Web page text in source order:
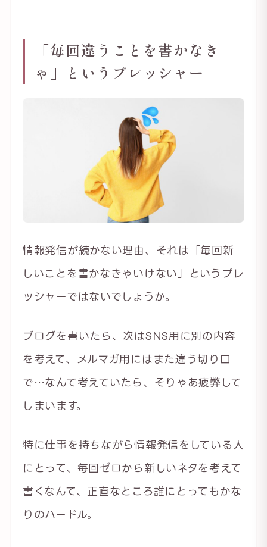
「毎回違うことを書かなき
ゃ」というプレッシャー
情報発信が続かない理由、それは「毎回新
しいことを書かなきゃいけない」というプレ
ッシャーではないでしょうか。
ブログを書いたら、次はSNS用に別の内容
を考えて、メルマガ用にはまた違う切り口
で…なんて考えていたら、そりゃあ疲弊して
しまいます。
特に仕事を持ちながら情報発信をしている人
にとって、毎回ゼロから新しいネタを考えて
書くなんて、正直なところ誰にとってもかな
りのハードル。